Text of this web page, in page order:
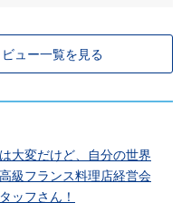
ュー一覧を見る
大変だけど、自分の世界
級フランス料理店経営会
ッフさん！